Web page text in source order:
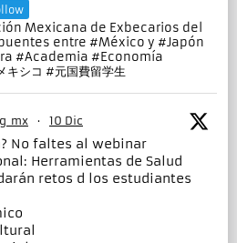
Mexicana de Exbecarios del
entre #México y #Japón
#Academia #Economía
シコ #元国費留学生
· 10 Dic
No faltes al webinar
Herramientas de Salud
retos d los estudiantes